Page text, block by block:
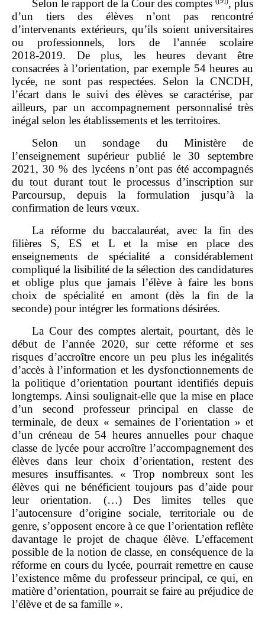
Selon le rapport de la Cour des comptes
, plus
d’un tiers des élèves n’ont pas rencontré
d’intervenants extérieurs, qu’ils soient universitaires
ou professionnels, lors de l’année scolaire
2018‑2019. De plus, les heures devant être
consacrées à l’orientation, par exemple 54 heures au
lycée, ne sont pas respectées. Selon la CNCDH,
l’écart dans le suivi des élèves se caractérise, par
ailleurs, par un accompagnement personnalisé très
inégal selon les établissements et les territoires.
Selon un sondage du Ministère de
l’enseignement supérieur publié le 30 septembre
2021, 30 % des lycéens n’ont pas été accompagnés
du tout durant tout le processus d’inscription sur
Parcoursup, depuis la formulation jusqu’à la
confirmation de leurs vœux.
La réforme du baccalauréat, avec la fin des
filières S, ES et L et la mise en place des
enseignements de spécialité a considérablement
compliqué la lisibilité de la sélection des candidatures
et oblige plus que jamais l’élève à faire les bons
choix de spécialité en amont (dès la fin de la
seconde) pour intégrer les formations désirées.
La Cour des comptes alertait, pourtant, dès le
début de l’année 2020, sur cette réforme et ses
risques d’accroître encore un peu plus les inégalités
d’accès à l’information et les dysfonctionnements de
la politique d’orientation pourtant identifiés depuis
longtemps. Ainsi soulignait‑elle que la mise en place
d’un second professeur principal en classe de
terminale, de deux « semaines de l’orientation » et
d’un créneau de 54 heures annuelles pour chaque
classe de lycée pour accroître l’accompagnement des
élèves dans leur choix d’orientation, restent des
mesures insuffisantes. « Trop nombreux sont les
élèves qui ne bénéficient toujours pas d’aide pour
leur orientation. (…) Des limites telles que
l’autocensure d’origine sociale, territoriale ou de
genre, s’opposent encore à ce que l’orientation reflète
davantage le projet de chaque élève. L’effacement
possible de la notion de classe, en conséquence de la
réforme en cours du lycée, pourrait remettre en cause
l’existence même du professeur principal, ce qui, en
matière d’orientation, pourrait se faire au préjudice de
l’élève et de sa famille ».